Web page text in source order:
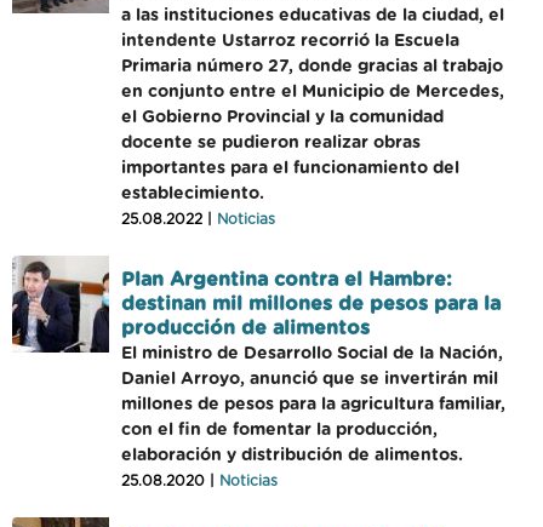
a las instituciones educativas de la ciudad, el
intendente Ustarroz recorrió la Escuela
Primaria número 27, donde gracias al trabajo
en conjunto entre el Municipio de Mercedes,
el Gobierno Provincial y la comunidad
docente se pudieron realizar obras
importantes para el funcionamiento del
establecimiento.
25.08.2022 | Noticias
Plan Argentina contra el Hambre:
destinan mil millones de pesos para la
producción de alimentos
El ministro de Desarrollo Social de la Nación,
Daniel Arroyo, anunció que se invertirán mil
millones de pesos para la agricultura familiar,
con el fin de fomentar la producción,
elaboración y distribución de alimentos.
25.08.2020 | Noticias